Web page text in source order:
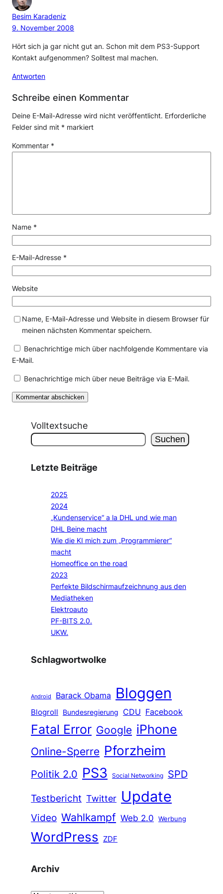
Besim Karadeniz
9. November 2008
Hört sich ja gar nicht gut an. Schon mit dem PS3-Support
Kontakt aufgenommen? Solltest mal machen.
Antworten
Schreibe einen Kommentar
Deine E-Mail-Adresse wird nicht veröffentlicht. Erforderliche
Felder sind mit * markiert
Kommentar *
Name *
E-Mail-Adresse *
Website
Name, E-Mail-Adresse und Website in diesem Browser für
meinen nächsten Kommentar speichern.
Benachrichtige mich über nachfolgende Kommentare via
E-Mail.
Benachrichtige mich über neue Beiträge via E-Mail.
Volltextsuche
Suchen
Letzte Beiträge
2025
2024
„Kundenservice“ a la DHL und wie man
DHL Beine macht
Wie die KI mich zum „Programmierer“
macht
Homeoffice on the road
2023
Perfekte Bildschirmaufzeichnung aus den
Mediatheken
Elektroauto
PF-BITS 2.0.
UKW.
Schlagwortwolke
Android Barack Obama Bloggen
Blogroll Bundesregierung CDU Facebook
Fatal Error Google iPhone
Online-Sperre Pforzheim
Politik 2.0 PS3 Social Networking
SPD
Testbericht Twitter Update
Video Wahlkampf Web 2.0 Werbung
WordPress ZDF
Archiv